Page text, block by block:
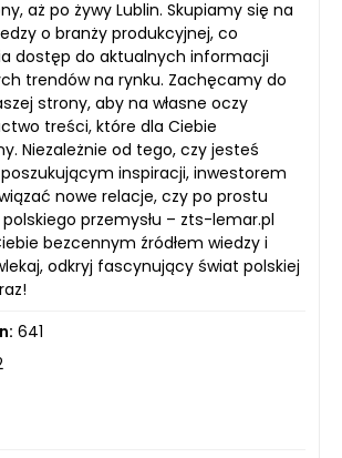
aż po żywy Lublin. Skupiamy się na
o branży produkcyjnej, co
dostęp do aktualnych informacji
trendów na rynku. Zachęcamy do
strony, aby na własne oczy
treści, które dla Ciebie
Niezależnie od tego, czy jesteś
inspiracji, inwestorem
nowe relacje, czy po prostu
przemysłu – zts-lemar.pl
bezcennym źródłem wiedzy i
odkryj fascynujący świat polskiej
641